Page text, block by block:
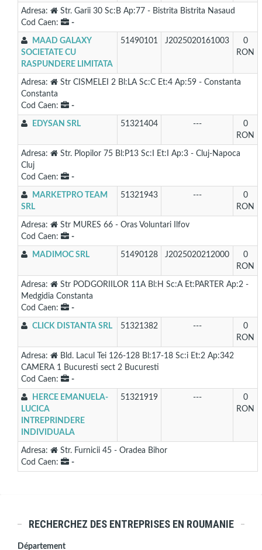
Adresa:
Str. Garii 30 Sc:B Ap:77 - Bistrita Bistrita Nasaud
Cod Caen:
-
MAAD GALAXY
SOCIETATE CU
RASPUNDERE LIMITATA
51490101 J2025020161003
0
RON
Adresa:
Str CISMELEI 2 Bl:LA Sc:C Et:4 Ap:59 - Constanta
Constanta
Cod Caen:
-
EDYSAN SRL 51321404 ---
0
RON
Adresa:
Str. Plopilor 75 Bl:P13 Sc:I Et:I Ap:3 - Cluj-Napoca
Cluj
Cod Caen:
-
MARKETPRO TEAM
SRL
51321943 ---
0
RON
Adresa:
Str MURES 66 - Oras Voluntari Ilfov
Cod Caen:
-
MADIMOC SRL 51490128 J2025020212000
0
RON
Adresa:
Str PODGORIILOR 11A Bl:H Sc:A Et:PARTER Ap:2 -
Medgidia Constanta
Cod Caen:
-
CLICK DISTANTA SRL 51321382 ---
0
RON
Adresa:
Bld. Lacul Tei 126-128 Bl:17-18 Sc:i Et:2 Ap:342
CAMERA 1 Bucuresti sect 2 Bucuresti
Cod Caen:
-
HERCE EMANUELA-
LUCICA
INTREPRINDERE
INDIVIDUALA
51321919 ---
0
RON
Adresa:
Str. Furnicii 45 - Oradea Bihor
Cod Caen:
-
RECHERCHEZ DES ENTREPRISES EN ROUMANIE
Département